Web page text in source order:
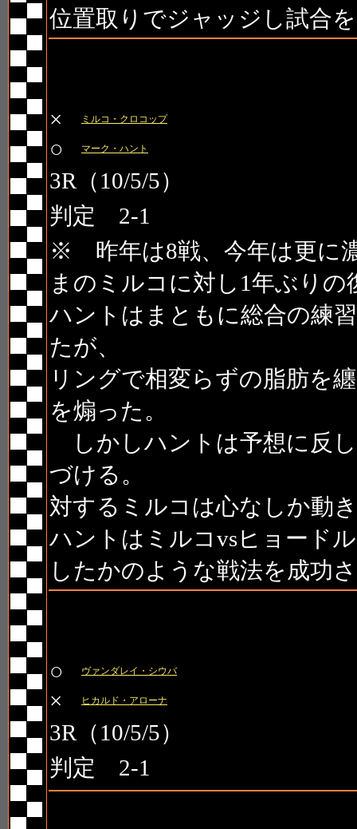
位置取りでジャッジし試合
×
ミルコ・クロコップ
○ マーク・ハント
3R（10/5/5）
判定 2-1
※ 昨年は8戦、今年は更に
まのミルコに対し1年ぶり
ハントはまともに総合の練
たが、
リングで相変らずの脂肪を
を煽った。
しかしハントは予想に反
づける。
対するミルコは心なしか動
ハントはミルコvsヒョード
したかのような戦法を成功
○
ヴァンダレイ・シウバ
× ヒカルド・アローナ
3R（10/5/5）
判定 2-1